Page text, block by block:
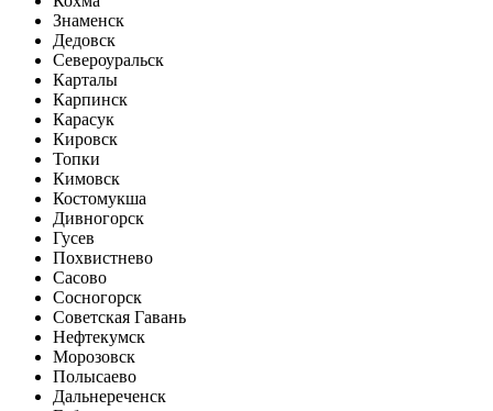
Знаменск
Дедовск
Североуральск
Карталы
Карпинск
Карасук
Кировск
Топки
Кимовск
Костомукша
Дивногорск
Гусев
Похвистнево
Сасово
Сосногорск
Советская Гавань
Нефтекумск
Морозовск
Полысаево
Дальнереченск